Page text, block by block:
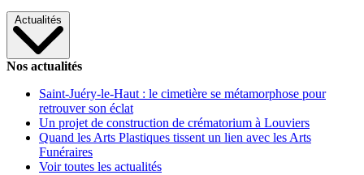
Actualités
Nos actualités
Saint-Juéry-le-Haut : le cimetière se métamorphose pour
retrouver son éclat
Un projet de construction de crématorium à Louviers
Quand les Arts Plastiques tissent un lien avec les Arts
Funéraires
Voir toutes les actualités